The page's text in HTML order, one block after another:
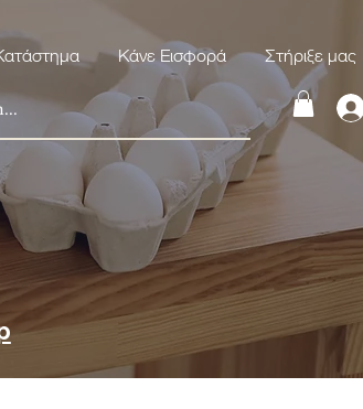
Κάνε Εισφορά Στήριξε μας